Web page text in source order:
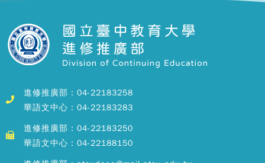
進修推廣部：04-22183258
華語文中心：04-22183283
進修推廣部：04-22183250
華語文中心：04-22188150